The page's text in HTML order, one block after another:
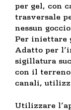
per gel, con
trasversale
nessun
Per iniettare
Adatto per
sigillatura
con il
canali,
Utilizzare